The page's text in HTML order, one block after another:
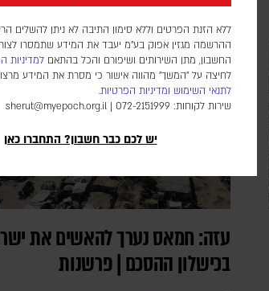
ללא הזנת הפרטים וללא סימון התיבה לא ניתן להשלים
ההרשמה מגזין אפוק בע״מ יעבד את המידע שתמסרו
החשבון, מתן השירותים ושיפורם והכל בהתאם למדיניות
לחיצה על "המשך" מהווה אישור כי מסרת את המידע
לתנאי השימוש ומדיניות הפרטיות.
שירות לקוחות: 072-2151999 |
sherut@myepoch.org.il
יש לכם כבר חשבון? התחברו כאן
עזה: חמאס נערך להאשים את
בכישלון ההסכם | פרשנות